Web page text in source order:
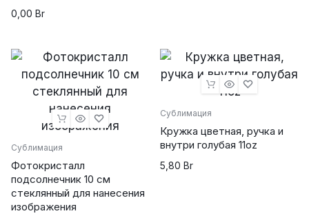
0,00 Br
Сублимация
Фотокристалл
подсолнечник 10 см
стеклянный для нанесения
изображения
Сублимация
Кружка цветная, ручка и
внутри голубая 11oz
5,80 Br